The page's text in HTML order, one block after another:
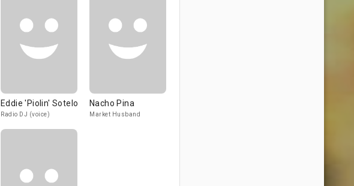
Eddie 'Piolin' Sotelo
Radio DJ (voice)
Nacho Pina
Market Husband